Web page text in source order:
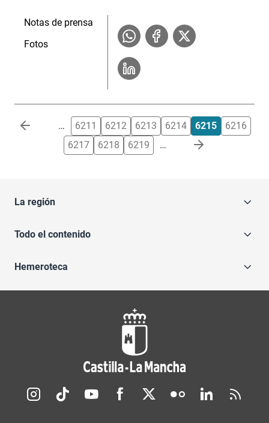
Notas de prensa
Fotos
Paginación … 6211 6212 6213 6214 6215
6216
6217
6218 6219 …
La región
Todo el contenido
Hemeroteca
Redes sociales JCCM